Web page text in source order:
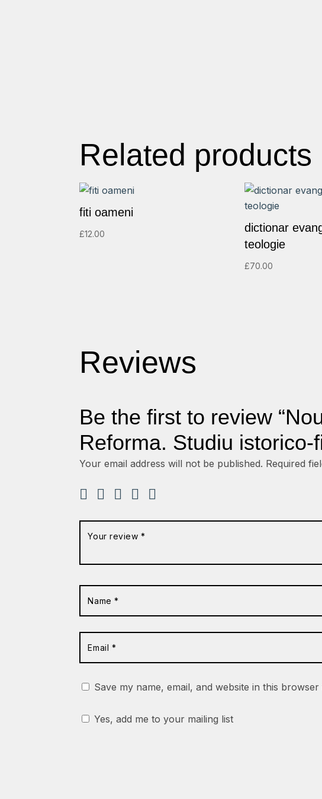
Related products
fiti oameni
£12.00
dictionar
teologie
£70.00
Reviews
Be the first to review
Reforma. Studiu istorico-
Your email address will not be published. Required
Save my name, email, and website in this
Yes, add me to your mailing list